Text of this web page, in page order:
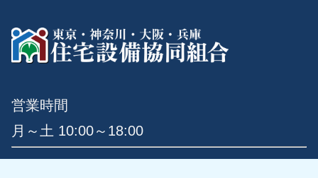
営業時間
月～土 10:00～18:00